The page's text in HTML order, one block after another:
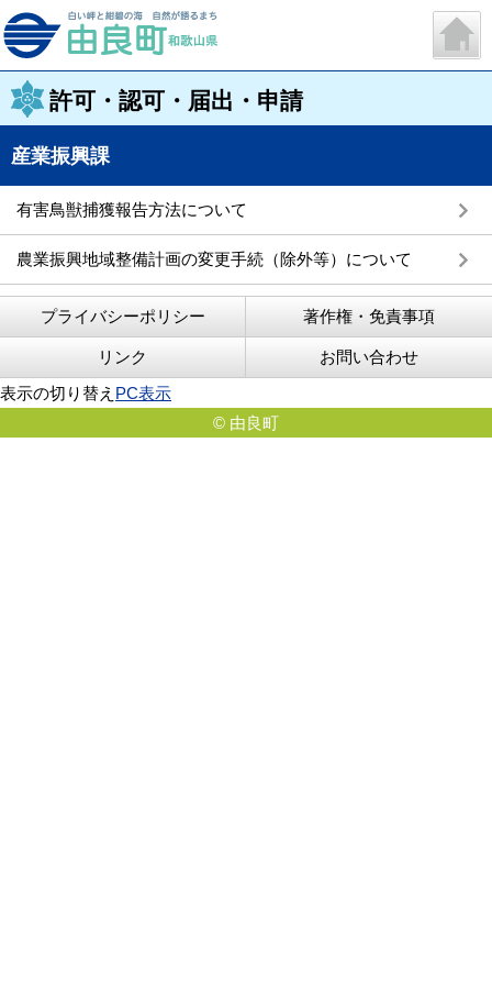
許可・認可・届出・申請
産業振興課
有害鳥獣捕獲報告方法について
農業振興地域整備計画の変更手続（除外等）について
プライバシーポリシー 著作権・免責事項
リンク
お問い合わせ
表示の切り替え PC表示
© 由良町